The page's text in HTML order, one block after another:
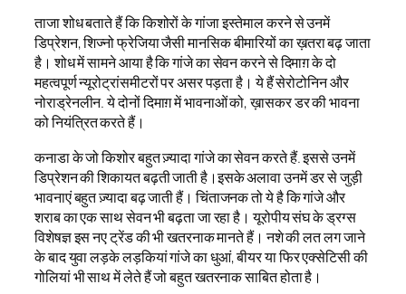
ताजा शोध बताते हैं कि किशोरों के गांजा इस्तेमाल करने से उनमें
डिप्रेशन, शिज्नो फ्रेजिया जैसी मानसिक बीमारियों का ख़तरा बढ़ जाता
है। शोध में सामने आया है कि गांजे का सेवन करने से दिमाग़ के दो
महत्वपूर्ण न्यूरोट्रांसमीटरों पर असर पड़ता है। ये हैं सेरोटोनिन और
नोराड्रेनलीन. ये दोनों दिमाग़ में भावनाओं को, ख़ासकर डर की भावना
को नियंत्रित करते हैं।
कनाडा के जो किशोर बहुत ज़्यादा गांजे का सेवन करते हैं. इससे उनमें
डिप्रेशन की शिकायत बढ़ती जाती है।इसके अलावा उनमें डर से जुड़ी
भावनाएं बहुत ज़्यादा बढ़ जाती हैं। चिंताजनक तो ये है कि गांजे और
शराब का एक साथ सेवन भी बढ़ता जा रहा है। यूरोपीय संघ के ड्रग्स
विशेषज्ञ इस नए ट्रेंड की भी खतरनाक मानते हैं। नशे की लत लग जाने
के बाद युवा लड़के लड़कियां गांजे का धुआं, बीयर या फिर एक्सेटिसी की
गोलियां भी साथ में लेते हैं जो बहुत खतरनाक साबित होता है।